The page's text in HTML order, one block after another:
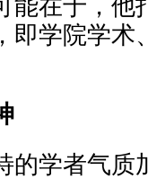
能在于，他
即学院学术
的学者气质